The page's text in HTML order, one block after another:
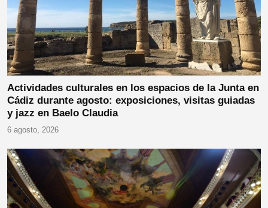
Actividades culturales en los espacios de la Junta en
Cádiz durante agosto: exposiciones, visitas guiadas
y jazz en Baelo Claudia
6 agosto, 2026